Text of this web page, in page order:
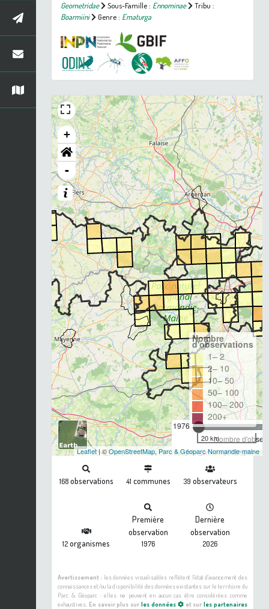
Geometridae
Sous-Famille : Ennominae
Tribu :
Boarmiini
Genre : Ematurga
+
-
1976
Nombre
Nombre
d'observations
1– 2
2– 10
10– 50
50– 100
100– 200
200+
20 km
Leaflet| ©OpenStreetMap, Parc & Géoparc Normandie-maine
168 observations 41 communes 39 observateurs
12organismes
Première
observation
1976
Dernière
observation
2026
Avertissement :les données visualisables reflètent l'état d'avancement des
connaissances et/ou la disponibilité des données existantes sur le territoire du
Parc & Géoparc : elles ne peuvent en aucun cas être considérées comme
exhaustives. En savoir plus sur les données et surles partenaires